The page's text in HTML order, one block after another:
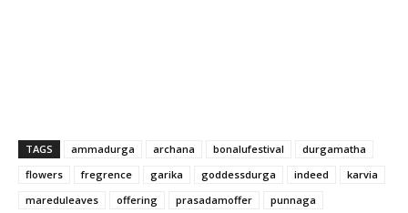
TAGS ammadurga archana bonalufestival
durgamatha
flowers
fregrence garika goddessdurga indeed
karvia
mareduleaves
offering prasadamoffer
punnaga